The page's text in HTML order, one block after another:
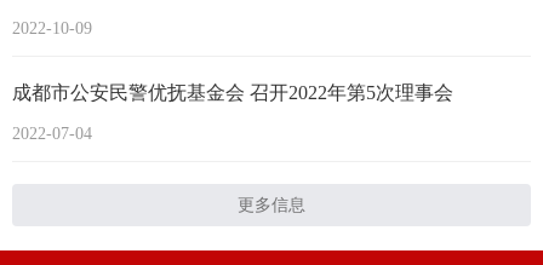
2022-10-09
成都市公安民警优抚基金会 召开2022年第5次理事会
2022-07-04
更多信息